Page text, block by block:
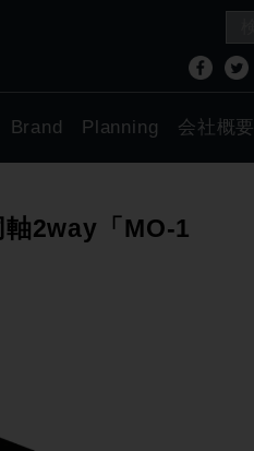
Brand Planning 会社概要
軸2way「MO-1